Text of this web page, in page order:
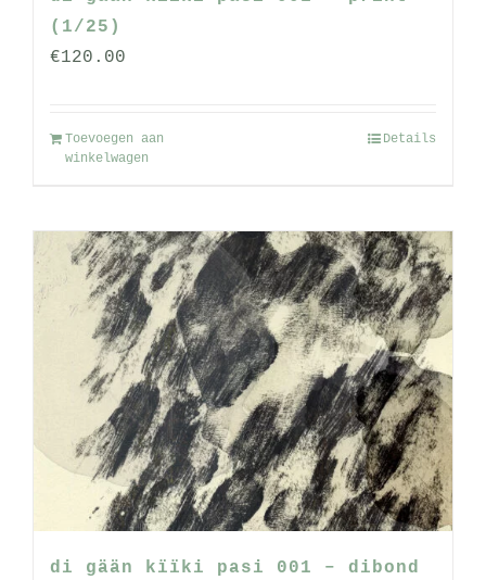
(1/25)
€120.00
Toevoegen aan
winkelwagen
Details
di gään kïïki pasi 001 – dibond